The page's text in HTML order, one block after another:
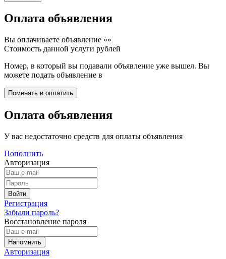
Оплата объявления
Вы оплачиваете объявление «»
Стоимость данной услуги рублей
Номер, в который вы подавали объявление уже вышел. Вы
можете подать объявление в
Оплата объявления
У вас недостаточно средств для оплаты объявления
Пополнить
Авторизация
Регистрация
Забыли пароль?
Восстановление пароля
Авторизация